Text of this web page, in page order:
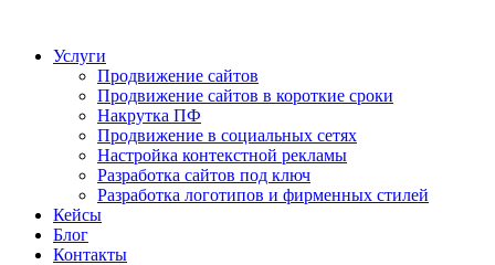
Услуги
Продвижение сайтов
Продвижение сайтов в короткие сроки
Накрутка ПФ
Продвижение в социальных сетях
Настройка контекстной рекламы
Разработка сайтов под ключ
Разработка логотипов и фирменных стилей
Кейсы
Блог
Контакты